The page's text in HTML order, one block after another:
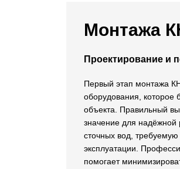
Монтажа
Проектирование и
Первый этап монтажа
оборудования, которое
объекта. Правильный
значение для надёжной
сточных вод, требуемую
эксплуатации.
помогает